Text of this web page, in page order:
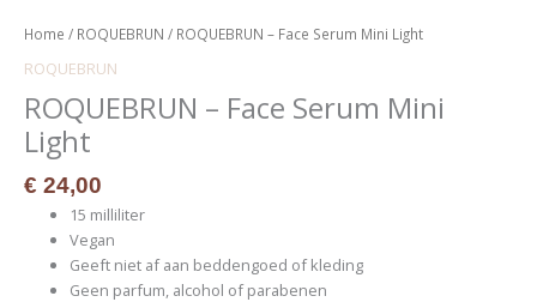
Home / ROQUEBRUN / ROQUEBRUN – Face Serum Mini Light
ROQUEBRUN
ROQUEBRUN – Face Serum Mini
Light
€ 24,00
15 milliliter
Vegan
Geeft niet af aan beddengoed of kleding
Geen parfum, alcohol of parabenen